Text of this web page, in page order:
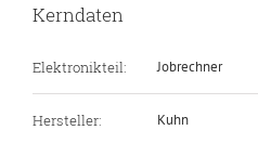
Kerndaten
Elektronikteil: Jobrechner
Hersteller: Kuhn